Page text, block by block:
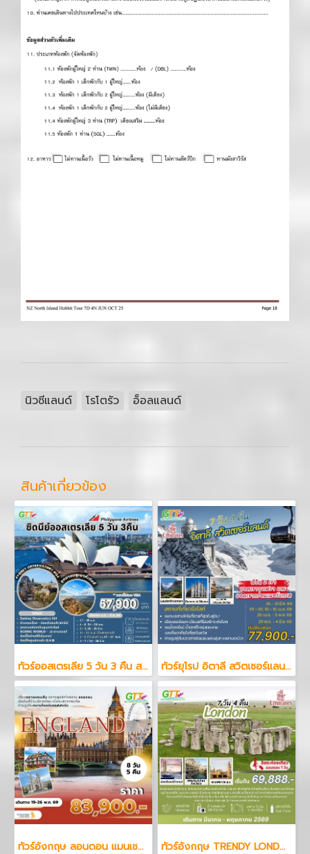
นิวซีแลนด์ โรโตรัว อ็อลแลนด์
สินค้าเกี่ยวข้อง
ทัวร์ออสเตรเลีย 5 วัน 3 คืน สายการบินฟิลิปปินส์ แอร์ไลน์ ทัวร์ยุโรป อิตาลี สวิตเซอร์แลนด์ 7 วัน 4 คืน
ทัวร์อังกฤษ ลอนดอน แมนเชสเตอร์ 8 วัน 5 คืน ทัวร์อังกฤษ TRENDY LONDON ENGLAND STONEHENGE BATHS 7 วัน 4 คืน